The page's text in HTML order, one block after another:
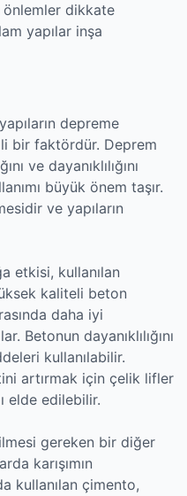
önlemler dikkate
yapılar inşa
depreme
bir faktördür. Deprem
ve dayanıklılığını
büyük önem taşır.
ve yapıların
etkisi, kullanılan
kaliteli beton
daha iyi
Betonun dayanıklılığını
kullanılabilir.
artırmak için çelik lifler
elde edilebilir.
gereken bir diğer
karışımın
kullanılan çimento,